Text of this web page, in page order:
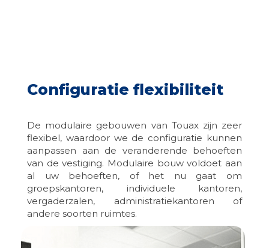
Configuratie flexibiliteit
De modulaire gebouwen van Touax zijn zeer
flexibel, waardoor we de configuratie kunnen
aanpassen aan de veranderende behoeften
van de vestiging. Modulaire bouw voldoet aan
al uw behoeften, of het nu gaat om
groepskantoren, individuele kantoren,
vergaderzalen, administratiekantoren of
andere soorten ruimtes.